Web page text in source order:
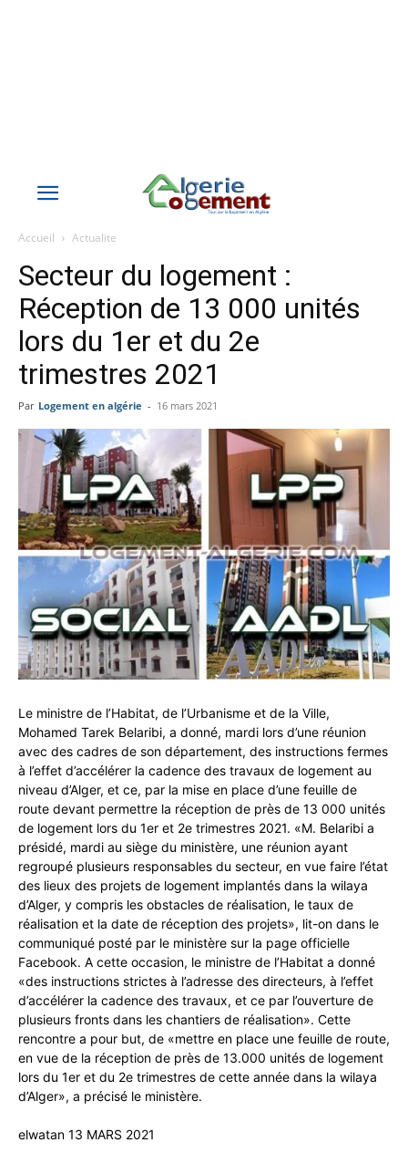
Accueil Actualite
Secteur du logement :
Réception de 13 000 unités
lors du 1er et du 2e
trimestres 2021
Par Logement en algérie - 16 mars 2021
Le ministre de l’Habitat, de l’Urbanisme et de la Ville,
Mohamed Tarek Belaribi, a donné, mardi lors d’une réunion
avec des cadres de son département, des instructions fermes
à l’effet d’accélérer la cadence des travaux de logement au
niveau d’Alger, et ce, par la mise en place d’une feuille de
route devant permettre la réception de près de 13 000 unités
de logement lors du 1er et 2e trimestres 2021. «M. Belaribi a
présidé, mardi au siège du ministère, une réunion ayant
regroupé plusieurs responsables du secteur, en vue faire l’état
des lieux des projets de logement implantés dans la wilaya
d’Alger, y compris les obstacles de réalisation, le taux de
réalisation et la date de réception des projets», lit-on dans le
communiqué posté par le ministère sur la page officielle
Facebook. A cette occasion, le ministre de l’Habitat a donné
«des instructions strictes à l’adresse des directeurs, à l’effet
d’accélérer la cadence des travaux, et ce par l’ouverture de
plusieurs fronts dans les chantiers de réalisation». Cette
rencontre a pour but, de «mettre en place une feuille de route,
en vue de la réception de près de 13.000 unités de logement
lors du 1er et du 2e trimestres de cette année dans la wilaya
d’Alger», a précisé le ministère.
elwatan 13 MARS 2021